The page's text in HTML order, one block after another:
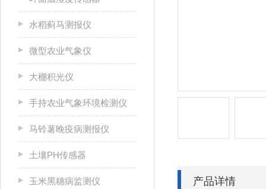
水稻蓟马测报仪
微型农业气象仪
大棚积光仪
手持农业气象环境检测仪
马铃薯晚疫病测报仪
土壤PH传感器
玉米黑穗病监测仪 产品详情